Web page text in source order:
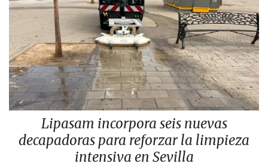
Lipasam incorpora seis nuevas
decapadoras para reforzar la limpieza
intensiva en Sevilla